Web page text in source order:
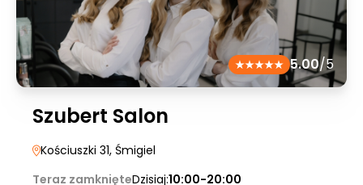
5.00/5
Szubert Salon
Kościuszki 31, Śmigiel
Teraz zamknięteDzisiaj:10:00-20:00